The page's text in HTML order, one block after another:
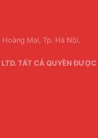
Mai, Tp. Hà Nội.
LTD. TẤT CẢ QUYỀN